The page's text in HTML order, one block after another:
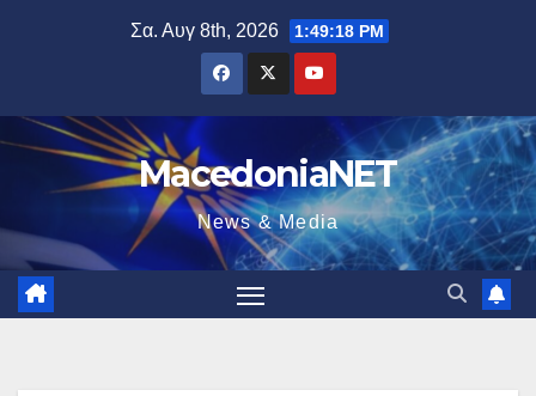
Σα. Αυγ 8th, 2026 1:49:20 PM
MacedoniaNET
News & Media